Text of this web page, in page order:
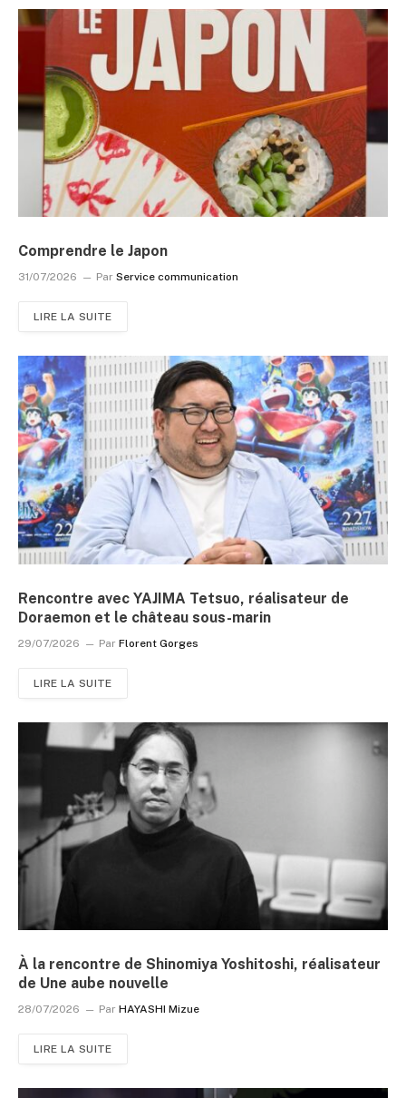
Comprendre le Japon
31/07/2026 Par Service communication
LIRE LA SUITE
Rencontre avec YAJIMA Tetsuo, réalisateur de
Doraemon et le château sous-marin
29/07/2026 Par Florent Gorges
LIRE LA SUITE
À la rencontre de Shinomiya Yoshitoshi, réalisateur
de Une aube nouvelle
28/07/2026 Par HAYASHI Mizue
LIRE LA SUITE